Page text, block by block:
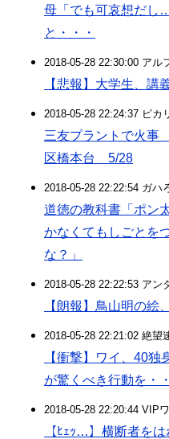
母「でも可哀想だし
と・・・
2018-05-28 22:30:00 アル
【悲報】大学生、講
2018-05-28 22:24:37 ピカ
三友プラントで火
区橋本台 5/28
2018-05-28 22:22:54 ガハ
道徳の教科書「ポン
かなくてもしごとを
な？」
2018-05-28 22:22:53 アン
【朗報】鳥山明の絵
2018-05-28 22:21:02 絶望
【衝撃】ワイ、40
が驚くべき行動を・
2018-05-28 22:20:44 VIP
【ﾋｪｯ…】横断者を